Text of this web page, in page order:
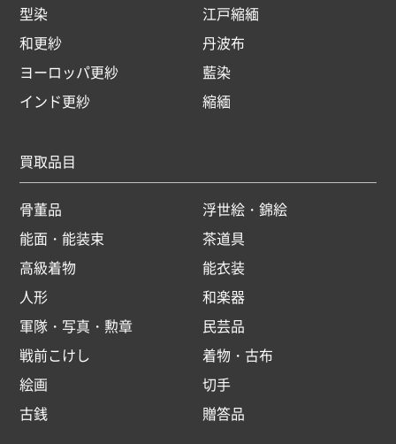
型染
江戸縮緬
和更紗
丹波布
ヨーロッパ更紗
藍染
インド更紗
縮緬
買取品目
骨董品
浮世絵・錦絵
能面・能装束
茶道具
高級着物
能衣装
人形
和楽器
軍隊・写真・勲章
民芸品
戦前こけし
着物・古布
絵画
切手
古銭
贈答品